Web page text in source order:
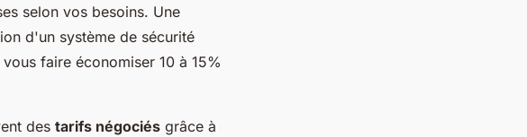
selon vos besoins. Une
d'un système de sécurité
faire économiser 10 à 15%
des tarifs négociés grâce à